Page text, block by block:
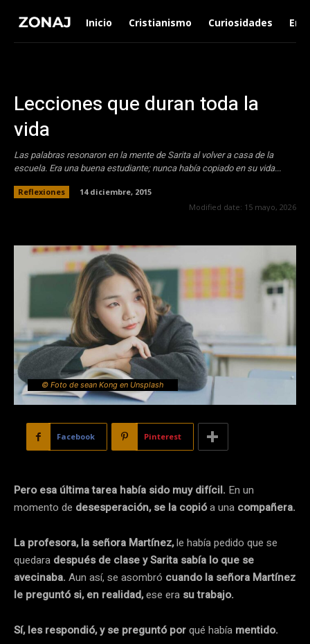
Inicio Cristianismo Curiosidades
Lecciones que duran toda la
vida
Las palabras resonaron en la mente de Sarita al volver a casa de la
escuela. Era una buena estudiante; nunca había copiado en su vida...
Reflexiones
14 diciembre, 2015
Modified date: 15 mayo, 2026
© Foto de sean Kong en Unsplash
Facebook Pinterest
Pero esa última tarea había sido muy difícil. En un
momento de desesperación, se la copióa una compañera.
La profesora, la señora Martínez,le había pedido que se
quedara después de clase y Sarita sabía lo que se
avecinaba. Aun así, se asombró cuando la señora Martínez
le preguntó si, en realidad,ese era su trabajo.
Sí, les respondió, y se preguntó porqué había mentido.